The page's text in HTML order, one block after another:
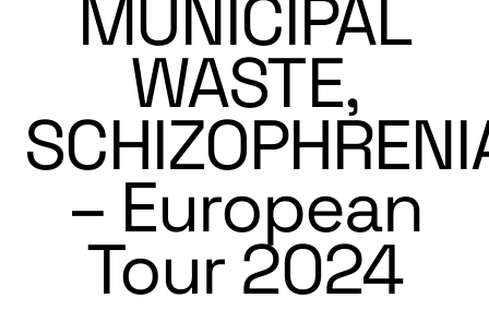
MUNICIPAL
WASTE,
– European
Tour 2024